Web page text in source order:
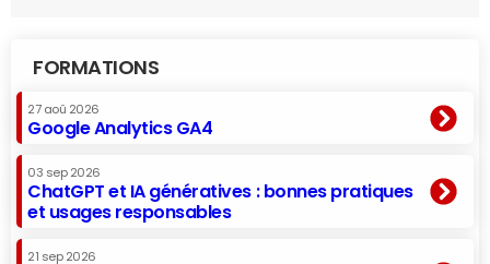
FORMATIONS
27 aoû 2026
Google Analytics GA4
03 sep 2026
ChatGPT et IA génératives : bonnes pratiques
et usages responsables
21 sep 2026